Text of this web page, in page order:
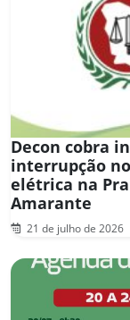
Decon cobra
interrupção
elétrica na
Amarante
21 de julho de 2026